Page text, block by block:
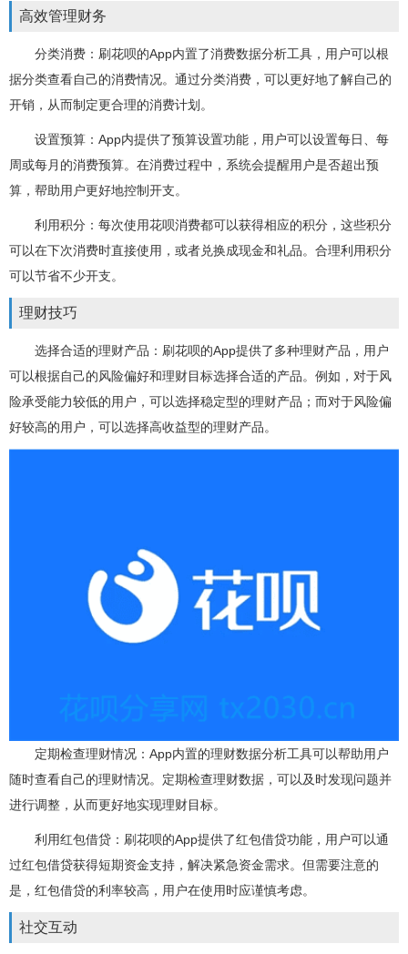
高效管理财务
分类消费：刷花呗的App内置了消费数据分析工具，用户可以根
据分类查看自己的消费情况。通过分类消费，可以更好地了解自己的
开销，从而制定更合理的消费计划。
设置预算：App内提供了预算设置功能，用户可以设置每日、每
周或每月的消费预算。在消费过程中，系统会提醒用户是否超出预
算，帮助用户更好地控制开支。
利用积分：每次使用花呗消费都可以获得相应的积分，这些积分
可以在下次消费时直接使用，或者兑换成现金和礼品。合理利用积分
可以节省不少开支。
理财技巧
选择合适的理财产品：刷花呗的App提供了多种理财产品，用户
可以根据自己的风险偏好和理财目标选择合适的产品。例如，对于风
险承受能力较低的用户，可以选择稳定型的理财产品；而对于风险偏
好较高的用户，可以选择高收益型的理财产品。
定期检查理财情况：App内置的理财数据分析工具可以帮助用户
随时查看自己的理财情况。定期检查理财数据，可以及时发现问题并
进行调整，从而更好地实现理财目标。
利用红包借贷：刷花呗的App提供了红包借贷功能，用户可以通
过红包借贷获得短期资金支持，解决紧急资金需求。但需要注意的
是，红包借贷的利率较高，用户在使用时应谨慎考虑。
社交互动